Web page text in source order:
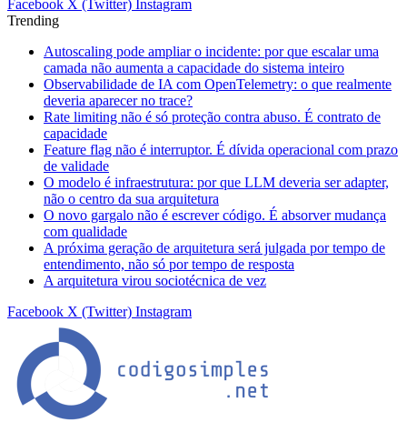
Facebook X (Twitter) Instagram
Trending
Autoscaling pode ampliar o incidente: por que escalar uma
camada não aumenta a capacidade do sistema inteiro
Observabilidade de IA com OpenTelemetry: o que realmente
deveria aparecer no trace?
Rate limiting não é só proteção contra abuso. É contrato de
capacidade
Feature flag não é interruptor. É dívida operacional com prazo
de validade
O modelo é infraestrutura: por que LLM deveria ser adapter,
não o centro da sua arquitetura
O novo gargalo não é escrever código. É absorver mudança
com qualidade
A próxima geração de arquitetura será julgada por tempo de
entendimento, não só por tempo de resposta
A arquitetura virou sociotécnica de vez
Facebook X (Twitter) Instagram